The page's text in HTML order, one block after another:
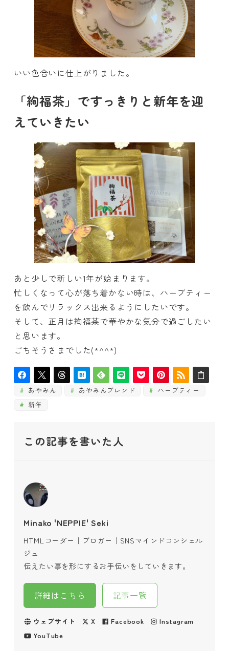
いい色合いに仕上がりました。
「絢福茶」ですっきりと新年を迎
えていきたい
あと少しで新しい1年が始まります。
忙しくなって心が落ち着かない時は、ハーブティー
を飲んでリラックス出来るようにしたいです。
そして、正月は絢福茶で華やかな気分で過ごしたい
と思います。
ごちそうさまでした(*^^*)
あやみん あやみんブレンド
ハーブティー
新年
この記事を書いた人
Minako 'NEPPIE' Seki
HTMLコーダー｜ブロガー｜SNSマインドコンシェル
ジュ
伝えたい事を形にするお手伝いをしていきます。
詳細はこちら 記事一覧
ウェブサイト X Facebook
Instagram
YouTube